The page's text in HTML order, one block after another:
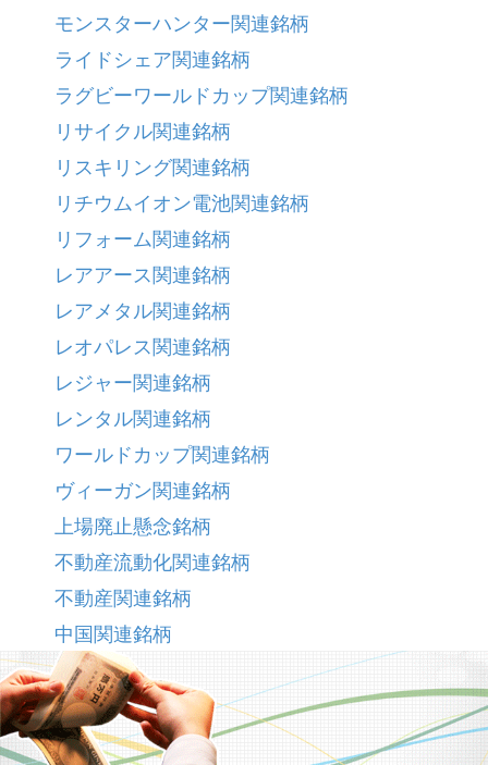
モンスターハンター関連銘柄
ライドシェア関連銘柄
ラグビーワールドカップ関連銘柄
リサイクル関連銘柄
リスキリング関連銘柄
リチウムイオン電池関連銘柄
リフォーム関連銘柄
レアアース関連銘柄
レアメタル関連銘柄
レオパレス関連銘柄
レジャー関連銘柄
レンタル関連銘柄
ワールドカップ関連銘柄
ヴィーガン関連銘柄
上場廃止懸念銘柄
不動産流動化関連銘柄
不動産関連銘柄
中国関連銘柄
予知保全関連銘柄
人手不足対策関連銘柄
人材派遣関連銘柄